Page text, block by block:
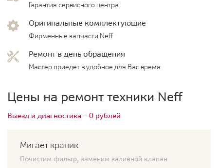
Гарантия сервисного центра
Оригинальные комплектующие
Фирменные запчасти Neff
Ремонт в день обращения
Мастер приедет в удобное для Вас время
Цены на ремонт техники Neff
Выезд и диагностика — 0 рублей
Мигает краник
Почистим фильтр, заменим заливной клапан